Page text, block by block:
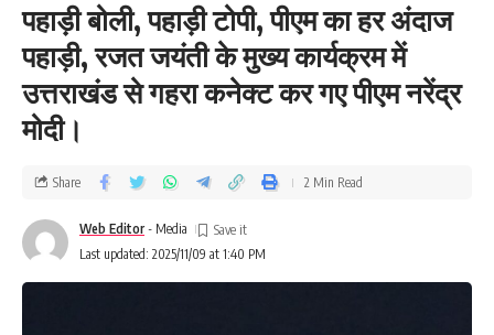
पहाड़ी बोली, पहाड़ी टोपी, पीएम का हर अंदाज
पहाड़ी, रजत जयंती के मुख्य कार्यक्रम में
उत्तराखंड से गहरा कनेक्ट कर गए पीएम नरेंद्र
मोदी।
Last updated: 2025/11/09 at 1:40 PM
Web Editor - Media
Share 2 Min Read